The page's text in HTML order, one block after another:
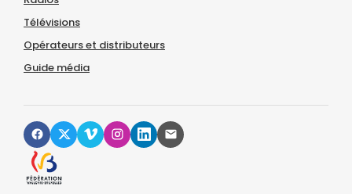
Télévisions
Opérateurs et distributeurs
Guide média